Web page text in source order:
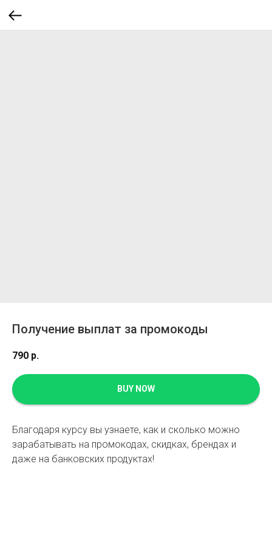
Получение выплат за промокоды
790 р.
BUY NOW
Благодаря курсу вы узнаете, как и сколько можно
зарабатывать на промокодах, скидках, брендах и
даже на банковских продуктах!